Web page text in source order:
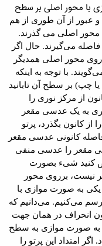
با محور اصلی بر سطح
و عبور از آن طوری از هم
محور اصلی می گذرند.
فاصله می‌گیرند. حال اگر
روی محور اصلی همدیگر
با توجه به اینکه
چپ) بر سطح آن تابانید
از مرکز نوری را
به یک عدسی مقعر
از کانون بگذرد، پرتو
کانونی عدسی مقعر
مقعر را
عدسی منفی
کنید شیء بصورت
نیست، برروی محور
یکی به صورت موازی با
می‌کنیم. می‌دانیم که
انحراف در همان جهت
به صورت موازی به سطح
امتداد این پرتو را